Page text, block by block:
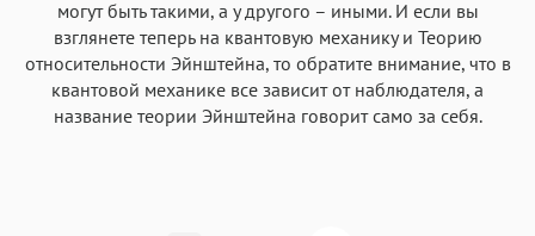
могут быть такими, а у другого – иными. И если вы
взглянете теперь на квантовую механику и Теорию
относительности Эйнштейна, то обратите внимание, что в
квантовой механике все зависит от наблюдателя, а
название теории Эйнштейна говорит само за себя.